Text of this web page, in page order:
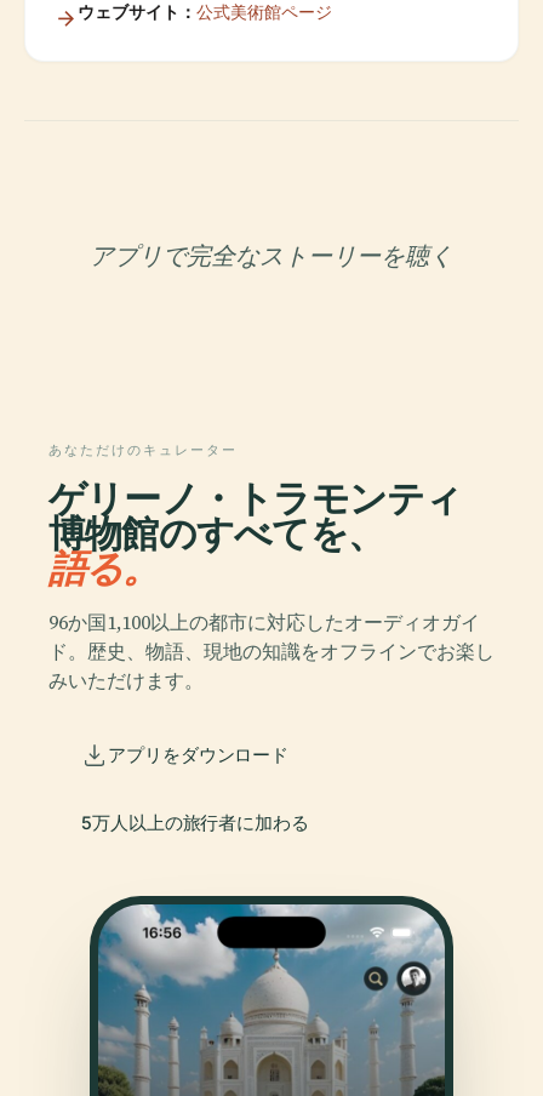
ウェブサイト： 公式美術館ページ
アプリで完全なストーリーを聴く
あなただけのキュレーター
ゲリーノ・トラモンティ
博物館のすべてを、
語る。
96か国1,100以上の都市に対応したオーディオガイ
ド。歴史、物語、現地の知識をオフラインでお楽し
みいただけます。
アプリをダウンロード
5万人以上の旅行者に加わる